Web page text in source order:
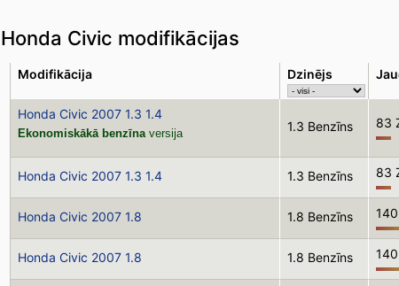
Honda Civic modifikācijas
Modifikācija Dzinējs
Honda Civic 2007 1.3 1.4
Ekonomiskākā benzīnaversija 1.3 Benzīns 83
Honda Civic 2007 1.3 1.4 1.3 Benzīns 83
Honda Civic 2007 1.8 1.8 Benzīns
Honda Civic 2007 1.8 1.8 Benzīns